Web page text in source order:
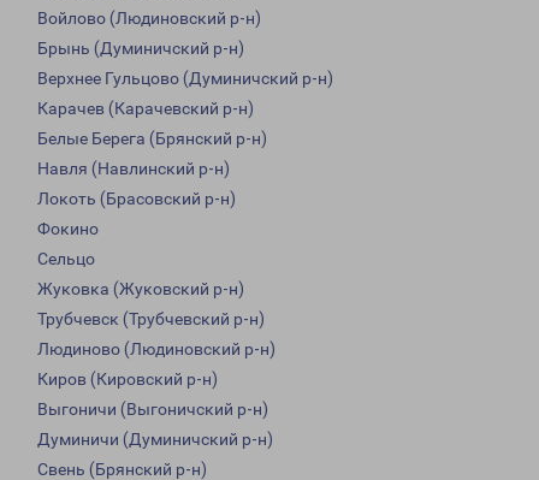
Войлово (Людиновский р-н)
Брынь (Думиничский р-н)
Верхнее Гульцово (Думиничский р-н)
Карачев (Карачевский р-н)
Белые Берега (Брянский р-н)
Навля (Навлинский р-н)
Локоть (Брасовский р-н)
Фокино
Сельцо
Жуковка (Жуковский р-н)
Трубчевск (Трубчевский р-н)
Людиново (Людиновский р-н)
Киров (Кировский р-н)
Выгоничи (Выгоничский р-н)
Думиничи (Думиничский р-н)
Свень (Брянский р-н)